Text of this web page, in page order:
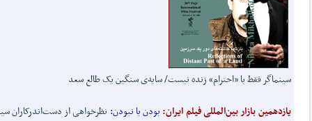
سینماگر فقط با «احترام» زنده نیست/ سایه‌ی سنگین یک طالع سعد
یازدهمین بازار بین‌المللی فیلم ایران: بودن یا نبودن: نظرخواهی از دست‌اندرکاران